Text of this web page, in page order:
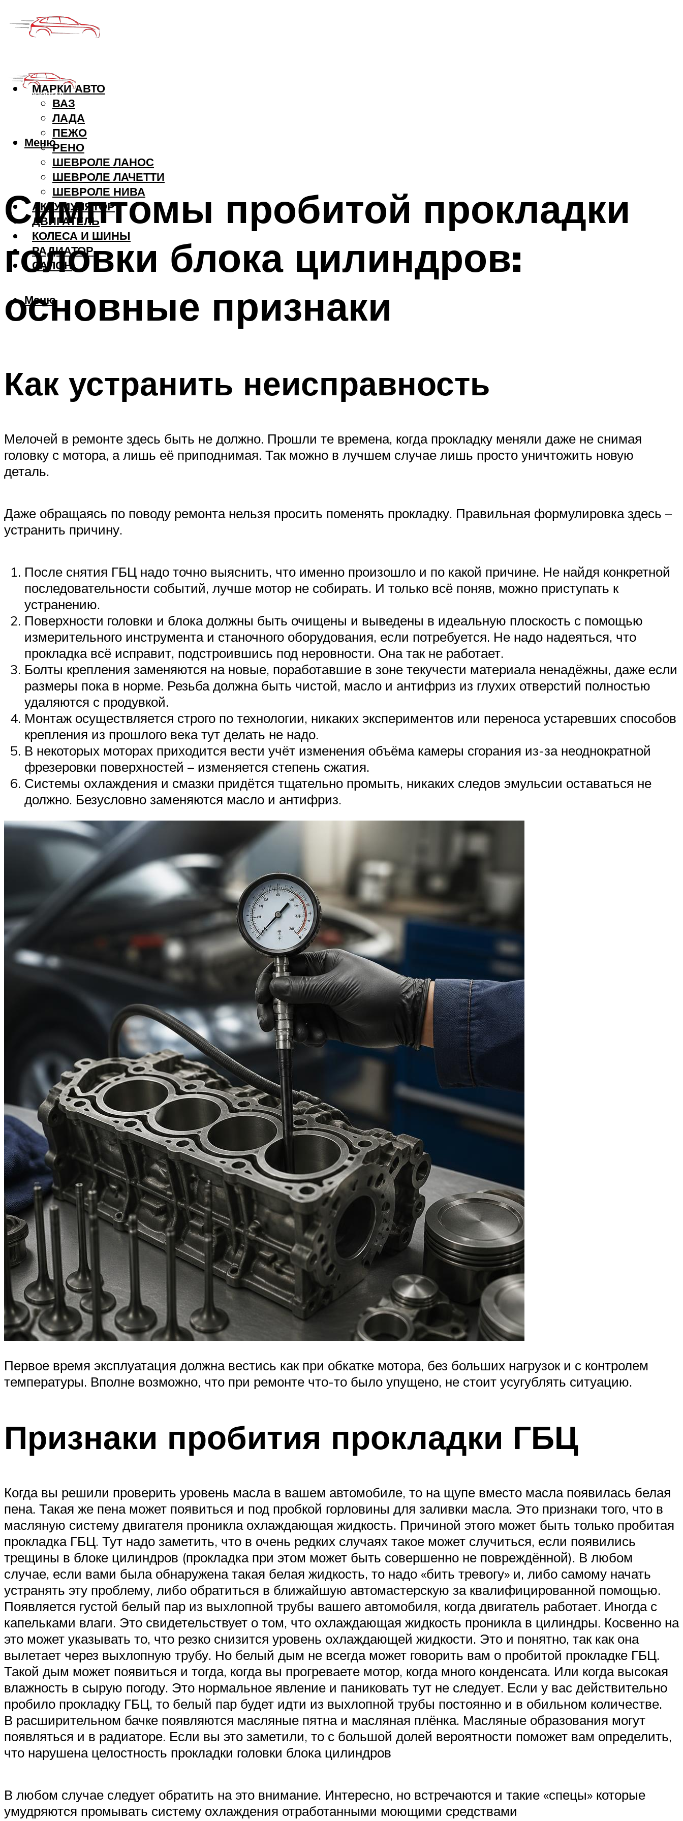
МАРКИ АВТО
ВАЗ
ЛАДА
ПЕЖО
РЕНО
ШЕВРОЛЕ ЛАНОС
ШЕВРОЛЕ ЛАЧЕТТИ
ШЕВРОЛЕ НИВА
АККУМУЛЯТОР
ДВИГАТЕЛЬ
КОЛЕСА И ШИНЫ
РАДИАТОР
САЛОН
Меню
Меню
Симптомы пробитой прокладки
головки блока цилиндров:
основные признаки
Как устранить неисправность
Мелочей в ремонте здесь быть не должно. Прошли те времена, когда прокладку меняли даже не снимая
головку с мотора, а лишь её приподнимая. Так можно в лучшем случае лишь просто уничтожить новую
деталь.
Даже обращаясь по поводу ремонта нельзя просить поменять прокладку. Правильная формулировка здесь –
устранить причину.
После снятия ГБЦ надо точно выяснить, что именно произошло и по какой причине. Не найдя конкретной
последовательности событий, лучше мотор не собирать. И только всё поняв, можно приступать к
устранению.
Поверхности головки и блока должны быть очищены и выведены в идеальную плоскость с помощью
измерительного инструмента и станочного оборудования, если потребуется. Не надо надеяться, что
прокладка всё исправит, подстроившись под неровности. Она так не работает.
Болты крепления заменяются на новые, поработавшие в зоне текучести материала ненадёжны, даже если
размеры пока в норме. Резьба должна быть чистой, масло и антифриз из глухих отверстий полностью
удаляются с продувкой.
Монтаж осуществляется строго по технологии, никаких экспериментов или переноса устаревших способов
крепления из прошлого века тут делать не надо.
В некоторых моторах приходится вести учёт изменения объёма камеры сгорания из-за неоднократной
фрезеровки поверхностей – изменяется степень сжатия.
Системы охлаждения и смазки придётся тщательно промыть, никаких следов эмульсии оставаться не
должно. Безусловно заменяются масло и антифриз.
Первое время эксплуатация должна вестись как при обкатке мотора, без больших нагрузок и с контролем
температуры. Вполне возможно, что при ремонте что-то было упущено, не стоит усугублять ситуацию.
Признаки пробития прокладки ГБЦ
Когда вы решили проверить уровень масла в вашем автомобиле, то на щупе вместо масла появилась белая
пена. Такая же пена может появиться и под пробкой горловины для заливки масла. Это признаки того, что в
масляную систему двигателя проникла охлаждающая жидкость. Причиной этого может быть только пробитая
прокладка ГБЦ. Тут надо заметить, что в очень редких случаях такое может случиться, если появились
трещины в блоке цилиндров (прокладка при этом может быть совершенно не повреждённой). В любом
случае, если вами была обнаружена такая белая жидкость, то надо «бить тревогу» и, либо самому начать
устранять эту проблему, либо обратиться в ближайшую автомастерскую за квалифицированной помощью.
Появляется густой белый пар из выхлопной трубы вашего автомобиля, когда двигатель работает. Иногда с
капельками влаги. Это свидетельствует о том, что охлаждающая жидкость проникла в цилиндры. Косвенно на
это может указывать то, что резко снизится уровень охлаждающей жидкости. Это и понятно, так как она
вылетает через выхлопную трубу. Но белый дым не всегда может говорить вам о пробитой прокладке ГБЦ.
Такой дым может появиться и тогда, когда вы прогреваете мотор, когда много конденсата. Или когда высокая
влажность в сырую погоду. Это нормальное явление и паниковать тут не следует. Если у вас действительно
пробило прокладку ГБЦ, то белый пар будет идти из выхлопной трубы постоянно и в обильном количестве.
В расширительном бачке появляются масляные пятна и масляная плёнка. Масляные образования могут
появляться и в радиаторе. Если вы это заметили, то с большой долей вероятности поможет вам определить,
что нарушена целостность прокладки головки блока цилиндров
В любом случае следует обратить на это внимание. Интересно, но встречаются и такие «спецы» которые
умудряются промывать систему охлаждения отработанными моющими средствами